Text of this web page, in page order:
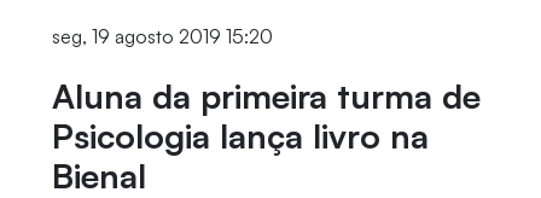
seg, 19 agosto 2019 15:20
Aluna da primeira turma de
Psicologia lança livro na
Bienal